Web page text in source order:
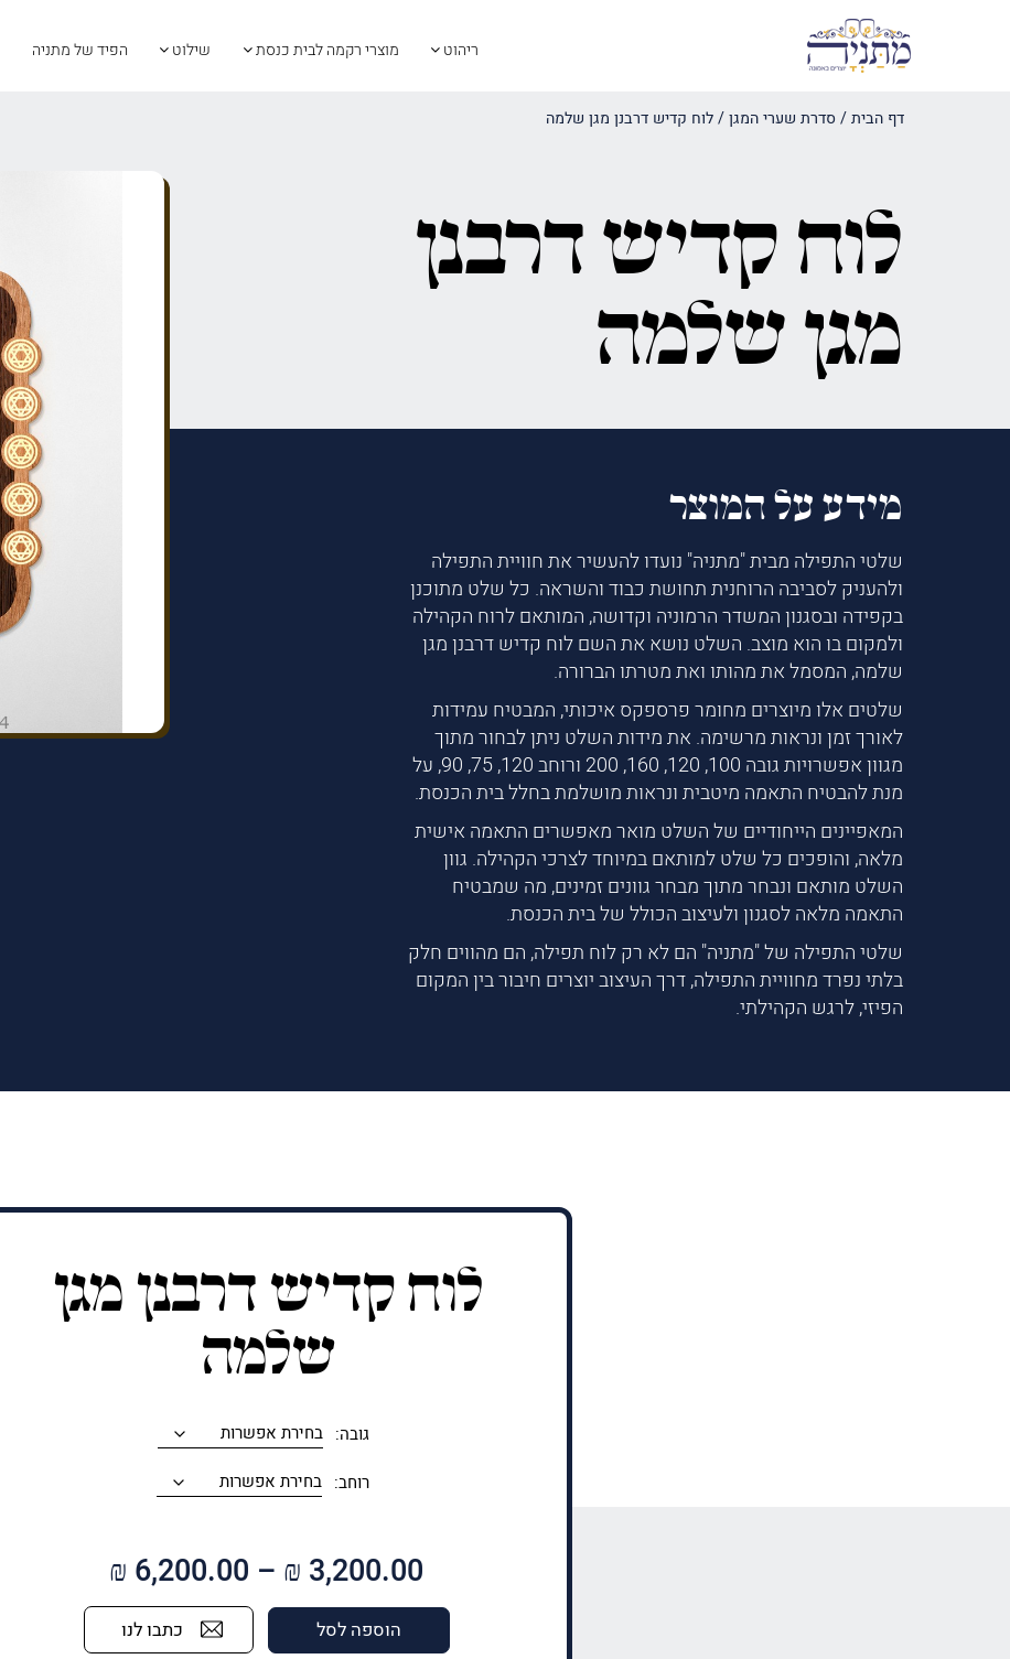
ריהוט מוצרי רקמה לבית כנסת שילוט הפיד של מתניה
דף הבית/ סדרת שערי המגן/לוח קדיש דרבנן מגן שלמה
לוח קדיש דרבנן
מגן שלמה
מידע על המוצר
שלטי התפילה מבית "מתניה" נועדו להעשיר את חוויית התפילה
ולהעניק לסביבה הרוחנית תחושת כבוד והשראה. כל שלט מתוכנן
בקפידה ובסגנון המשדר הרמוניה וקדושה, המותאם לרוח הקהילה
ולמקום בו הוא מוצב. השלט נושא את השם לוח קדיש דרבנן מגן
שלמה, המסמל את מהותו ואת מטרתו הברורה.
שלטים אלו מיוצרים מחומר פרספקס איכותי, המבטיח עמידות
לאורך זמן ונראות מרשימה. את מידות השלט ניתן לבחור מתוך
מגוון אפשרויות גובה 100, 120, 160, 200 ורוחב 120, 75, 90, על
מנת להבטיח התאמה מיטבית ונראות מושלמת בחלל בית הכנסת.
המאפיינים הייחודיים של השלט מואר מאפשרים התאמה אישית
מלאה, והופכים כל שלט למותאם במיוחד לצרכי הקהילה. גוון
השלט מותאם ונבחר מתוך מבחר גוונים זמינים, מה שמבטיח
התאמה מלאה לסגנון ולעיצוב הכולל של בית הכנסת.
שלטי התפילה של "מתניה" הם לא רק לוח תפילה, הם מהווים חלק
בלתי נפרד מחוויית התפילה, דרך העיצוב יוצרים חיבור בין המקום
הפיזי, לרגש הקהילתי.
לוח קדיש דרבנן מגן
שלמה
גובה:
רוחב:
₪ 3,200.00
–
₪ 6,200.00 טווח
מחירים:
הוספה לסל כתבו לנו